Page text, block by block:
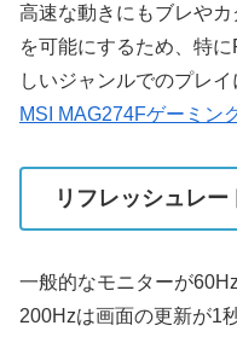
高速な動きにもブレや
を可能にするため、特
しいジャンルでのプレイ
MSI MAG274Fゲーミン
リフレッシュレ
一般的なモニターが
200Hzは画面の更新が1